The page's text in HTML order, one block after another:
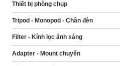
Thiết bị phòng chụp
Tripod - Monopod - Chân đèn
Filter - Kính lọc ánh sáng
Adapter - Mount chuyển